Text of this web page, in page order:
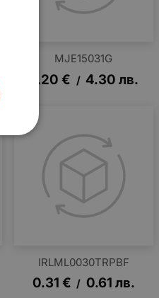
MJE15031G
2.20 € / 4.30 лв.
IRLML0030TRPBF
0.31 € / 0.61 лв.